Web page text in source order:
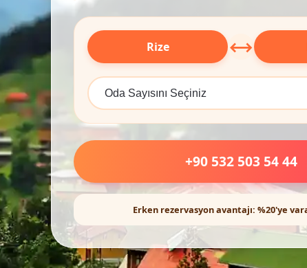
Rize ⟷
+90 532 503 54 44
Erken rezervasyon avantajı: %20'ye